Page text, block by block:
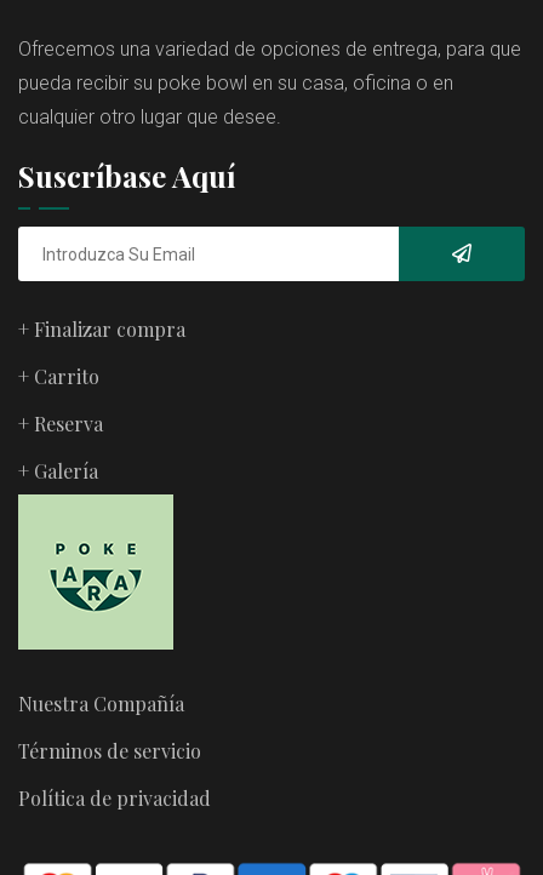
Ofrecemos una variedad de opciones de entrega, para que
pueda recibir su poke bowl en su casa, oficina o en
cualquier otro lugar que desee.
Nuestra Compañía
Términos de servicio
Política de privacidad
Suscríbase Aquí
+ Finalizar compra
+ Carrito
+ Reserva
+ Galería